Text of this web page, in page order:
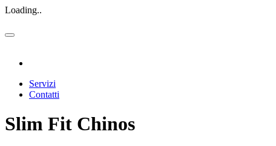
Loading..
Servizi
Contatti
Slim Fit Chinos